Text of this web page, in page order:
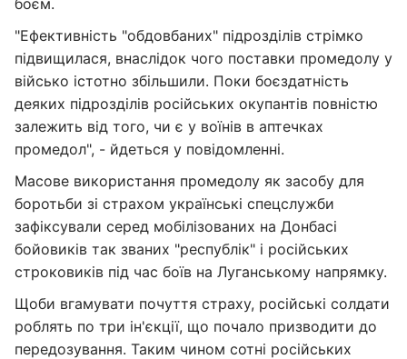
боєм.
"Ефективність "обдовбаних" підрозділів стрімко
підвищилася, внаслідок чого поставки промедолу у
військо істотно збільшили. Поки боєздатність
деяких підрозділів російських окупантів повністю
залежить від того, чи є у воїнів в аптечках
промедол", - йдеться у повідомленні.
Масове використання промедолу як засобу для
боротьби зі страхом українські спецслужби
зафіксували серед мобілізованих на Донбасі
бойовиків так званих "республік" і російських
строковиків під час боїв на Луганському напрямку.
Щоби вгамувати почуття страху, російські солдати
роблять по три ін'єкції, що почало призводити до
передозування. Таким чином сотні російських